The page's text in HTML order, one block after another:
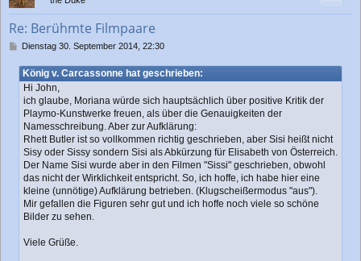
Re: Berühmte Filmpaare
B
i
t
Dienstag 30. September 2014, 22:30
König v. Carcassonne hat geschrieben:
Hi John,
ich glaube, Moriana würde sich hauptsächlich über positive Kritik der
Playmo-Kunstwerke freuen, als über die Genauigkeiten der
Namesschreibung. Aber zur Aufklärung:
Rhett Butler ist so vollkommen richtig geschrieben, aber Sisi heißt nicht
Sisy oder Sissy sondern Sisi als Abkürzung für Elisabeth von Österreich.
Der Name Sisi wurde aber in den Filmen "Sissi" geschrieben, obwohl
das nicht der Wirklichkeit entspricht. So, ich hoffe, ich habe hier eine
kleine (unnötige) Aufklärung betrieben. (Klugscheißermodus "aus").
Mir gefallen die Figuren sehr gut und ich hoffe noch viele so schöne
Bilder zu sehen.
Viele Grüße.